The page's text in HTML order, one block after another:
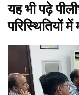
यह भी पढ़े
परिस्थितियों